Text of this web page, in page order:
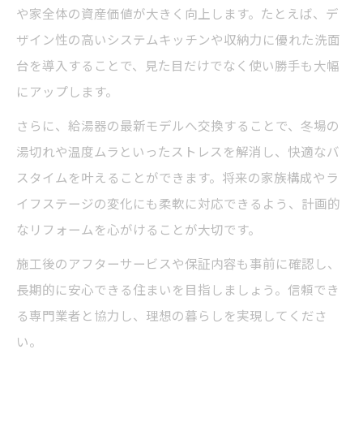
や家全体の資産価値が大きく向上します。たとえば、デ
ザイン性の高いシステムキッチンや収納力に優れた洗面
台を導入することで、見た目だけでなく使い勝手も大幅
にアップします。
さらに、給湯器の最新モデルへ交換することで、冬場の
湯切れや温度ムラといったストレスを解消し、快適なバ
スタイムを叶えることができます。将来の家族構成やラ
イフステージの変化にも柔軟に対応できるよう、計画的
なリフォームを心がけることが大切です。
施工後のアフターサービスや保証内容も事前に確認し、
長期的に安心できる住まいを目指しましょう。信頼でき
る専門業者と協力し、理想の暮らしを実現してくださ
い。